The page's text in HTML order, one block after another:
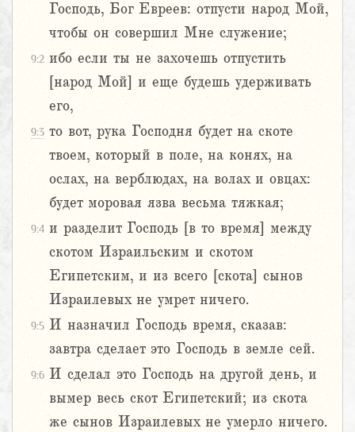
Господь, Бог Евреев: отпусти народ Мой,
чтобы он совершил Мне служение;
9:2 ибо если ты не захочешь отпустить
[народ Мой] и еще будешь удерживать
его,
9:3 то вот, рука Господня будет на скоте
твоем, который в поле, на конях, на
ослах, на верблюдах, на волах и овцах:
будет моровая язва весьма тяжкая;
9:4 и разделит Господь [в то время] между
скотом Израильским и скотом
Египетским, и из всего [скота] сынов
Израилевых не умрет ничего.
9:5 И назначил Господь время, сказав:
завтра сделает это Господь в земле сей.
9:6 И сделал это Господь на другой день, и
вымер весь скот Египетский; из скота
же сынов Израилевых не умерло ничего.